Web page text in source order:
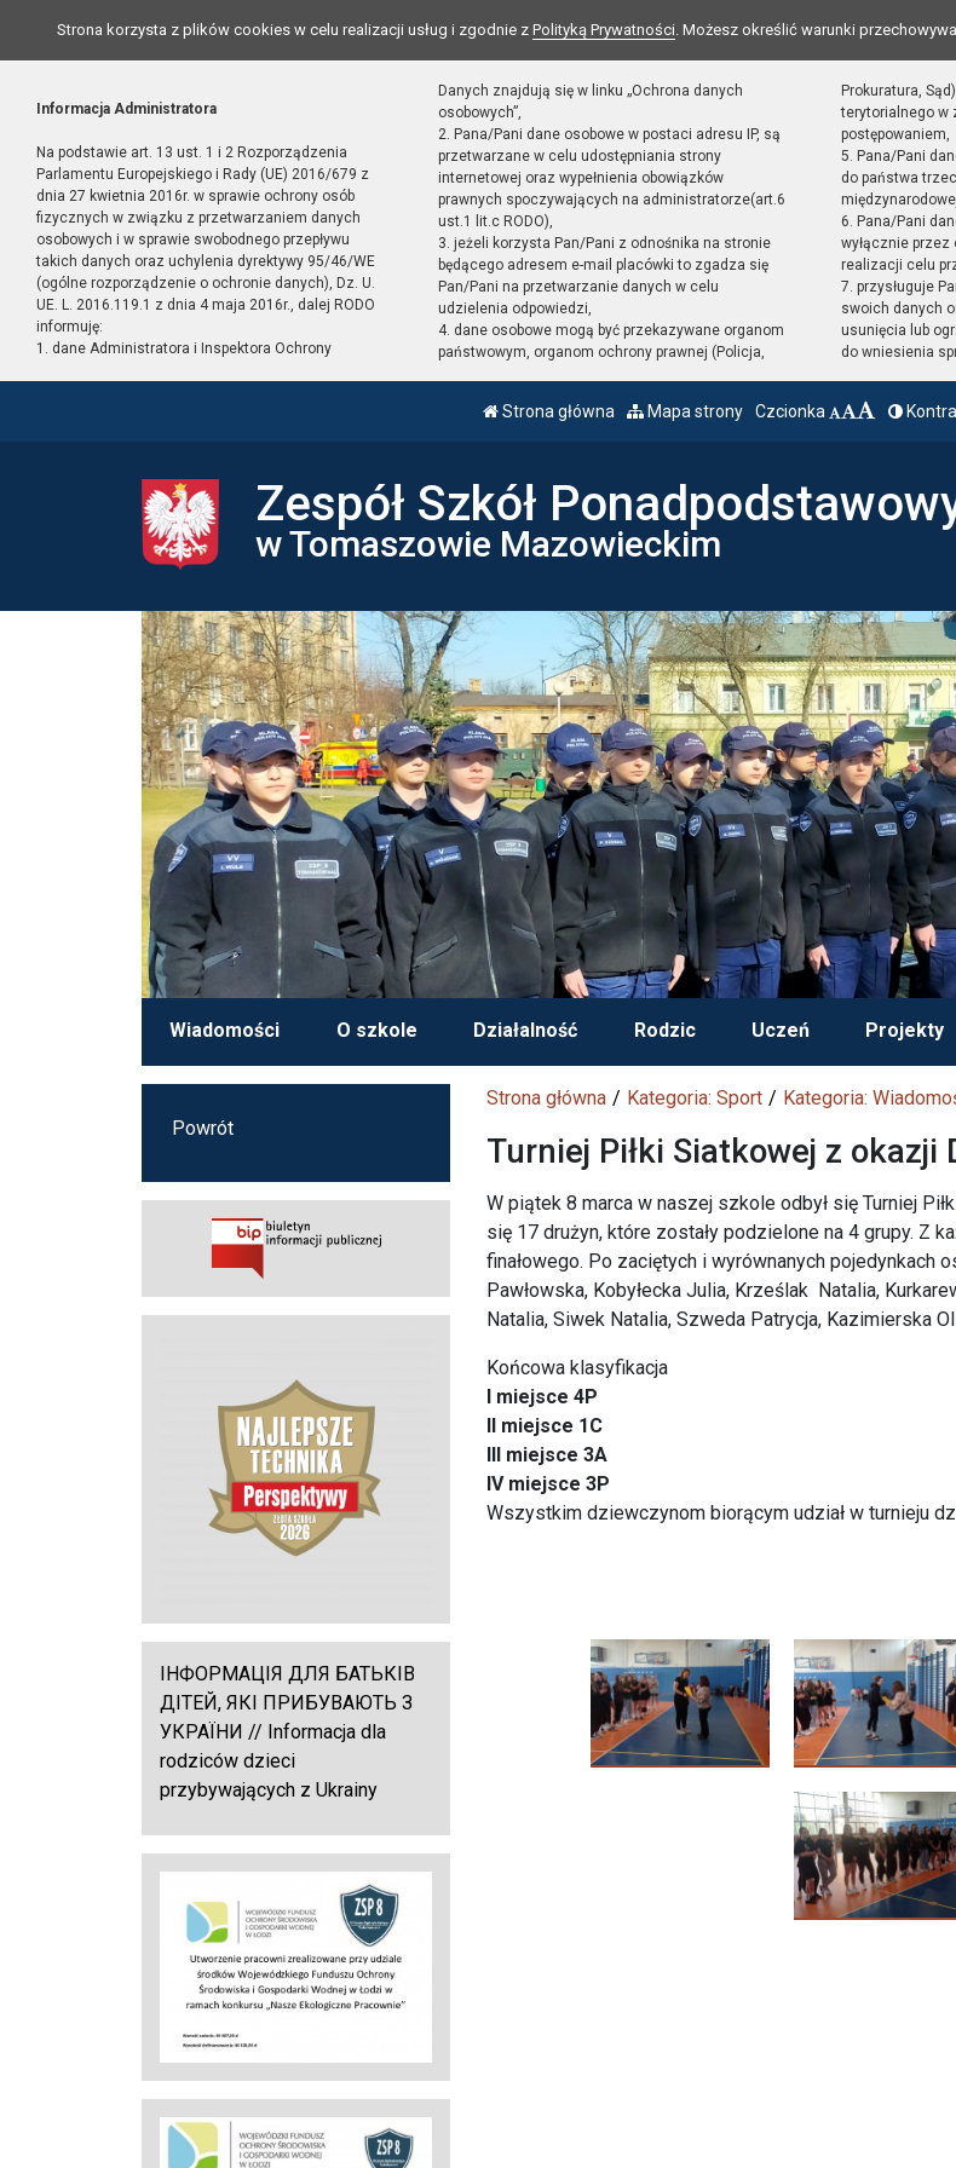
Strona korzysta z plików cookies w celu realizacji usług i zgodnie z Polityką Prywatności. Możesz określić warunki
Informacja Administratora
Na podstawie art. 13 ust. 1 i 2 Rozporządzenia
Parlamentu Europejskiego i Rady (UE) 2016/679 z
dnia 27 kwietnia 2016r. w sprawie ochrony osób
fizycznych w związku z przetwarzaniem danych
osobowych i w sprawie swobodnego przepływu
takich danych oraz uchylenia dyrektywy 95/46/WE
(ogólne rozporządzenie o ochronie danych), Dz. U.
UE. L. 2016.119.1 z dnia 4 maja 2016r., dalej RODO
informuję:
1. dane Administratora i Inspektora Ochrony
Danych znajdują się w linku „Ochrona danych
osobowych”,
2. Pana/Pani dane osobowe w postaci adresu IP, są
przetwarzane w celu udostępniania strony
internetowej oraz wypełnienia obowiązków
prawnych spoczywających na administratorze(art.6
ust.1 lit.c RODO),
3. jeżeli korzysta Pan/Pani z odnośnika na stronie
będącego adresem e-mail placówki to zgadza się
Pan/Pani na przetwarzanie danych w celu
udzielenia odpowiedzi,
4. dane osobowe mogą być przekazywane organom
państwowym, organom ochrony prawnej (Policja,
Prokuratura,
terytorialnego w
postępowaniem,
5. Pana/Pani
do państwa
6. Pana/Pani
wyłącznie
realizacji celu
7. przysługuje
swoich danych
usunięcia lub
do wniesienia
Strona główna Mapa strony Czcionka
Zespół Szkół
w Tomaszowie Mazowieckim
Wiadomości O szkole Działalność Rodzic Uczeń Projekty
Strona główna Kategoria: Sport Kategoria:
Turniej Piłki Siatkowej z okazji
W piątek 8 marca w naszej szkole odbył się Turniej
się 17 drużyn, które zostały podzielone na 4 grupy. Z
finałowego. Po zaciętych i wyrównanych pojedynkach
Pawłowska, Kobyłecka Julia, Krześlak Natalia,
Natalia, Siwek Natalia, Szweda Patrycja, Kazimierska
Końcowa klasyfikacja
I miejsce 4P
II miejsce 1C
III miejsce 3A
IV miejsce 3P
Wszystkim dziewczynom biorącym udział w turnieju
Powrót
ІНФОРМАЦІЯ ДЛЯ БАТЬКІВ
ДІТЕЙ, ЯКІ ПРИБУВАЮТЬ З
УКРАЇНИ // Informacja dla
rodziców dzieci
przybywających z Ukrainy